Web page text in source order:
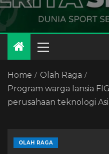
Home
Olah Raga
Program warga lansia
perusahaan teknologi
OLAH RAGA